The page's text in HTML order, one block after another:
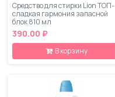
Средство для стирки Lion ТОП-
сладкая гармония запасной
блок 810 мл
390.00 ₽
В корзину